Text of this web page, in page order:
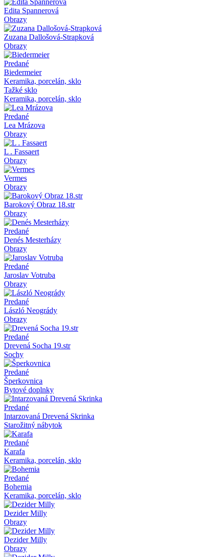
Edita Spannerová
Obrazy
Zuzana Dallošová-Strapková
Obrazy
Predané
Biedermeier
Keramika, porcelán, sklo
Tažké sklo
Keramika, porcelán, sklo
Predané
Lea Mrázova
Obrazy
L . Fassaert
Obrazy
Vermes
Obrazy
Barokový Obraz 18.str
Obrazy
Predané
Denés Mesterházy
Obrazy
Predané
Jaroslav Votruba
Obrazy
Predané
László Neogrády
Obrazy
Predané
Drevená Socha 19.str
Sochy
Predané
Šperkovnica
Bytové doplnky
Predané
Intarzovaná Drevená Skrinka
Starožitný nábytok
Predané
Karafa
Keramika, porcelán, sklo
Predané
Bohemia
Keramika, porcelán, sklo
Dezider Milly
Obrazy
Dezider Milly
Obrazy